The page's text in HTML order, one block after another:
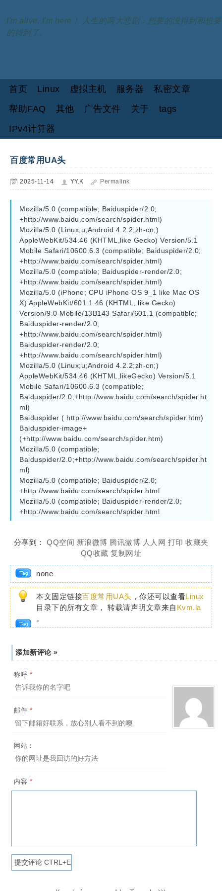
I'm alive, I'm here！ 人生的两大悲剧：想要的没得到和想要
的得到了。
首页 Linux 虚拟主机 服务器
私密文章
帮助FAQ
其他 广告文件 关于
tags
IPv4计算器
百度常用UA头
2025-11-14 YY.K Permalink
Mozilla/5.0 (compatible; Baiduspider/2.0;
+http://www.baidu.com/search/spider.html)
Mozilla/5.0 (Linux;u;Android 4.2.2;zh-cn;)
AppleWebKit/534.46 (KHTML,like Gecko) Version/5.1
Mobile Safari/10600.6.3 (compatible; Baiduspider/2.0;
+http://www.baidu.com/search/spider.html)
Mozilla/5.0 (compatible; Baiduspider-render/2.0;
+http://www.baidu.com/search/spider.html)
Mozilla/5.0 (iPhone; CPU iPhone OS 9_1 like Mac OS
X) AppleWebKit/601.1.46 (KHTML, like Gecko)
Version/9.0 Mobile/13B143 Safari/601.1 (compatible;
Baiduspider-render/2.0;
+http://www.baidu.com/search/spider.html)
Baiduspider-render/2.0;
+http://www.baidu.com/search/spider.html)
Mozilla/5.0 (Linux;u;Android 4.2.2;zh-cn;)
AppleWebKit/534.46 (KHTML,likeGecko) Version/5.1
Mobile Safari/10600.6.3 (compatible;
Baiduspider/2.0;+http://www.baidu.com/search/spider.ht
ml)
Baiduspider ( http://www.baidu.com/search/spider.htm)
Baiduspider-image+
(+http://www.baidu.com/search/spider.htm)
Mozilla/5.0 (compatible;
Baiduspider/2.0;+http://www.baidu.com/search/spider.ht
ml)
Mozilla/5.0 (compatible; Baiduspider/2.0;
+http://www.baidu.com/search/spider.html
Mozilla/5.0 (compatible; Baiduspider-render/2.0;
+http://www.baidu.com/search/spider.html
分享到： QQ空间 新浪微博 腾讯微博 人人网 打印 收藏夹
QQ收藏 复制网址
none
本文固定链接百度常用UA头 ，你还可以查看Linux
目录下的所有文章， 转载请声明文章来自 Kvm.la
。
添加新评论 »
称呼 *
邮件 *
网站：
内容 *